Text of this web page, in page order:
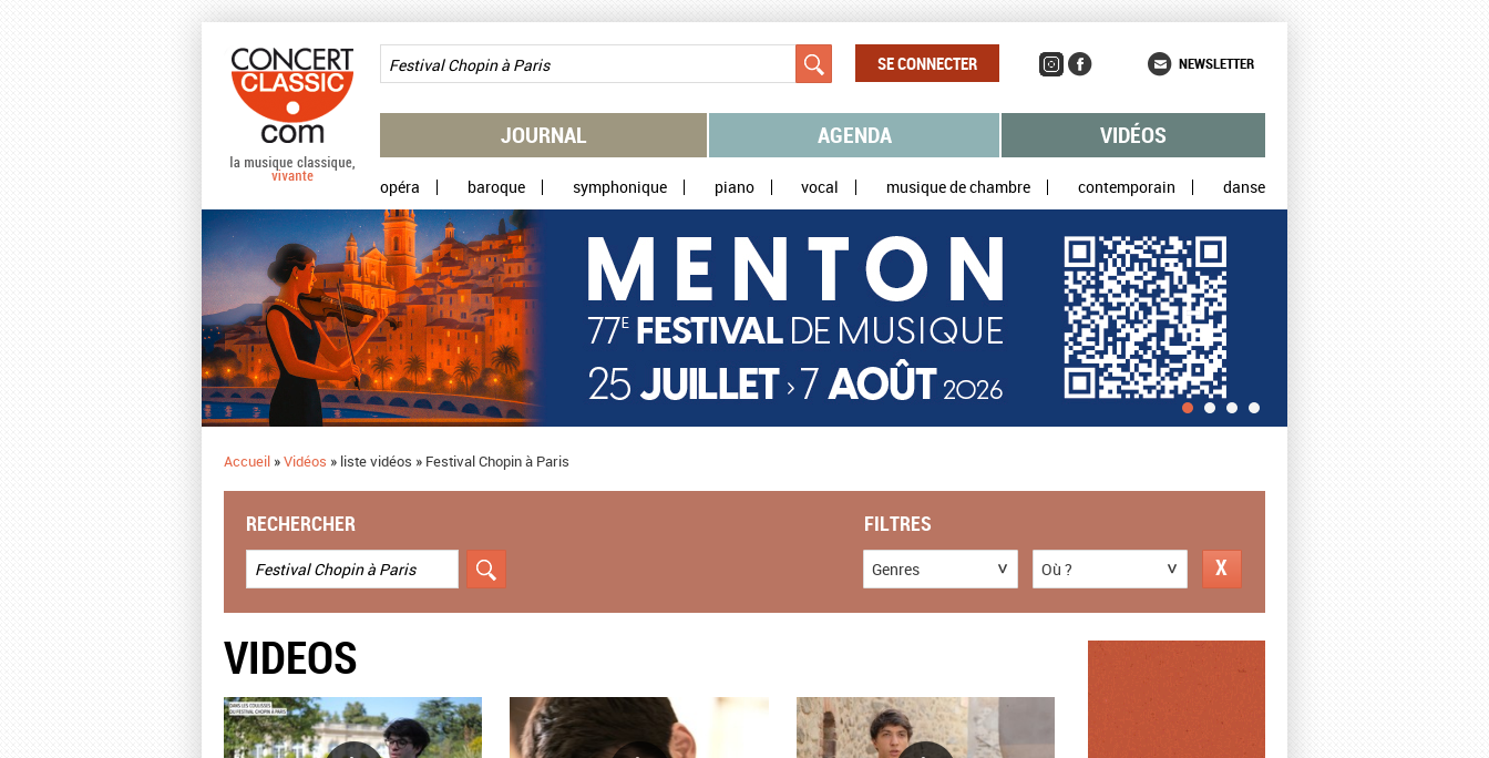
SE CONNECTER NEWSLETTER
JOURNAL AGENDA VIDÉOS
opéra baroque symphonique piano vocal musique de chambre contemporain danse
Accueil »Vidéos » liste vidéos » Festival Chopin à Paris
RECHERCHER FILTRES
Genres Où ?
VIDEOS